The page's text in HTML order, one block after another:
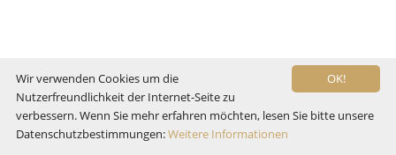
OK!
Wir verwenden Cookies um die
Nutzerfreundlichkeit der Internet-Seite zu
verbessern. Wenn Sie mehr erfahren möchten, lesen Sie bitte unsere
Datenschutzbestimmungen:Weitere Informationen